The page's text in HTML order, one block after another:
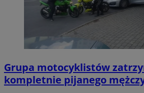
Grupa motocyklistów
kompletnie pijanego